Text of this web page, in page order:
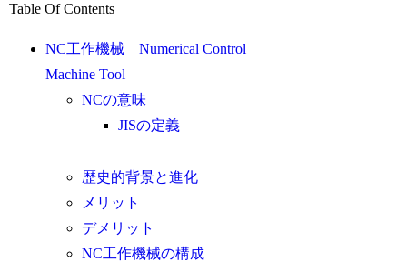
Table Of Contents
NC工作機械 Numerical Control
Machine Tool
NCの意味
JISの定義
歴史的背景と進化
メリット
デメリット
NC工作機械の構成